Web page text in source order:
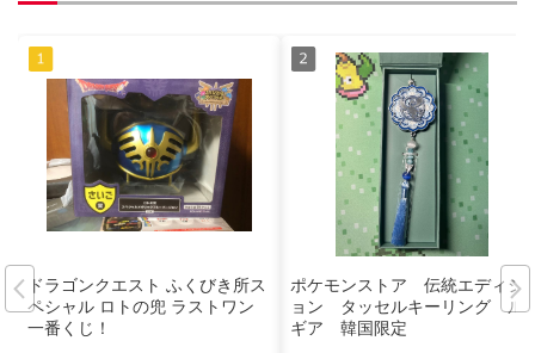
ドラゴンクエスト ふくびき所ス
ペシャル ロトの兜 ラストワン
一番くじ！
ポケモンストア 伝統エディシ
ョン タッセルキーリング ル
ギア 韓国限定